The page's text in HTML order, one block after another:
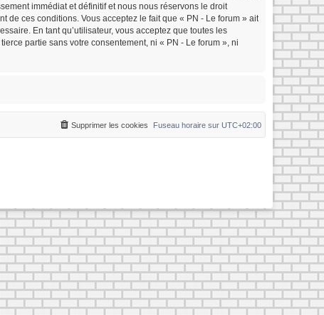
immédiat et définitif et nous nous réservons le droit
de ces conditions. Vous acceptez le fait que « PN - Le forum » ait
En tant qu’utilisateur, vous acceptez que toutes les
partie sans votre consentement, ni « PN - Le forum », ni
Fuseau horaire sur UTC+02:00
Supprimer les cookies